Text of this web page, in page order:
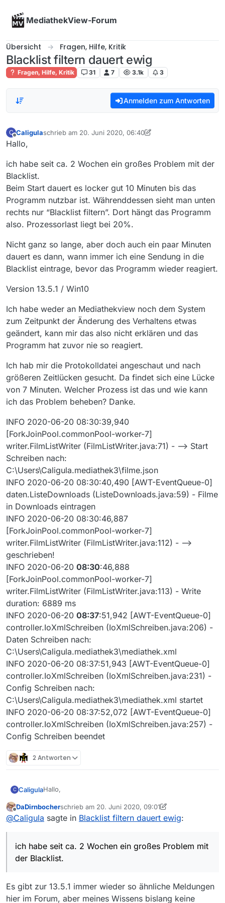
MediathekView-Forum
Übersicht Fragen, Hilfe, Kritik
Blacklist filtern dauert ewig
Fragen, Hilfe, Kritik 31 7 3.1k 3
Anmelden zum Antworten
C
Offline
Caligulaschrieb am 20. Juni 2020, 06:40
zuletzt editiert von Caligula
Hallo,
ich habe seit ca. 2 Wochen ein großes Problem mit der
Blacklist.
Beim Start dauert es locker gut 10 Minuten bis das
Programm nutzbar ist. Währenddessen sieht man unten
rechts nur “Blacklist filtern”. Dort hängt das Programm
also. Prozessorlast liegt bei 20%.
Nicht ganz so lange, aber doch auch ein paar Minuten
dauert es dann, wann immer ich eine Sendung in die
Blacklist eintrage, bevor das Programm wieder reagiert.
Version 13.5.1 / Win10
Ich habe weder an Mediathekview noch dem System
zum Zeitpunkt der Änderung des Verhaltens etwas
geändert, kann mir das also nicht erklären und das
Programm hat zuvor nie so reagiert.
Ich hab mir die Protokolldatei angeschaut und nach
größeren Zeitlücken gesucht. Da findet sich eine Lücke
von 7 Minuten. Welcher Prozess ist das und wie kann
ich das Problem beheben? Danke.
INFO 2020-06-20 08:30:39,940
[ForkJoinPool.commonPool-worker-7]
writer.FilmListWriter (FilmListWriter.java:71) - --> Start
Schreiben nach:
C:\Users\Caligula.mediathek3\filme.json
INFO 2020-06-20 08:30:40,490 [AWT-EventQueue-0]
daten.ListeDownloads (ListeDownloads.java:59) - Filme
in Downloads eintragen
INFO 2020-06-20 08:30:46,887
[ForkJoinPool.commonPool-worker-7]
writer.FilmListWriter (FilmListWriter.java:112) - -->
geschrieben!
INFO 2020-06-20 08:30:46,888
[ForkJoinPool.commonPool-worker-7]
writer.FilmListWriter (FilmListWriter.java:113) - Write
duration: 6889 ms
INFO 2020-06-20 08:37:51,942 [AWT-EventQueue-0]
controller.IoXmlSchreiben (IoXmlSchreiben.java:206) -
Daten Schreiben nach:
C:\Users\Caligula.mediathek3\mediathek.xml
INFO 2020-06-20 08:37:51,943 [AWT-EventQueue-0]
controller.IoXmlSchreiben (IoXmlSchreiben.java:231) -
Config Schreiben nach:
C:\Users\Caligula.mediathek3\mediathek.xml startet
INFO 2020-06-20 08:37:52,072 [AWT-EventQueue-0]
controller.IoXmlSchreiben (IoXmlSchreiben.java:257) -
Config Schreiben beendet
2 Antworten
C CaligulaHallo,
ich habe seit ca. 2 Wochen ein großes Problem mit der
Blacklist.
unten rechts nur “Blacklist filtern”. Dort hängt das
Programm also. Prozessorlast liegt bei 20%.
Blacklist eintrage, bevor das Programm wieder
reagiert.
Version 13.5.1 / Win10
geändert, kann mir das also nicht erklären und das
Programm hat zuvor nie so reagiert.
Ich hab mir die Protokolldatei angeschaut und nach
größeren Zeitlücken gesucht. Da findet sich eine
Offline
DaDirnbocherschrieb am 20. Juni 2020, 09:01
zuletzt editiert von DaDirnbocher
@Caligula sagte in Blacklist filtern dauert ewig:
ich habe seit ca. 2 Wochen ein großes Problem mit
der Blacklist.
Es gibt zur 13.5.1 immer wieder so ähnliche Meldungen
hier im Forum, aber meines Wissens bislang keine